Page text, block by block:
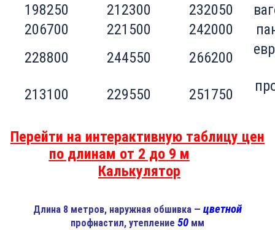
198250 212300 232050
206700
221500 242000
228800
244550 266200
213100 229550 251750
Перейти на интерактивную таблицу цен
по длинам от 2 до 9 м
Калькулятор
Длина 8 метров, наружная обшивка — цветной
профнастил, утепление 50 мм